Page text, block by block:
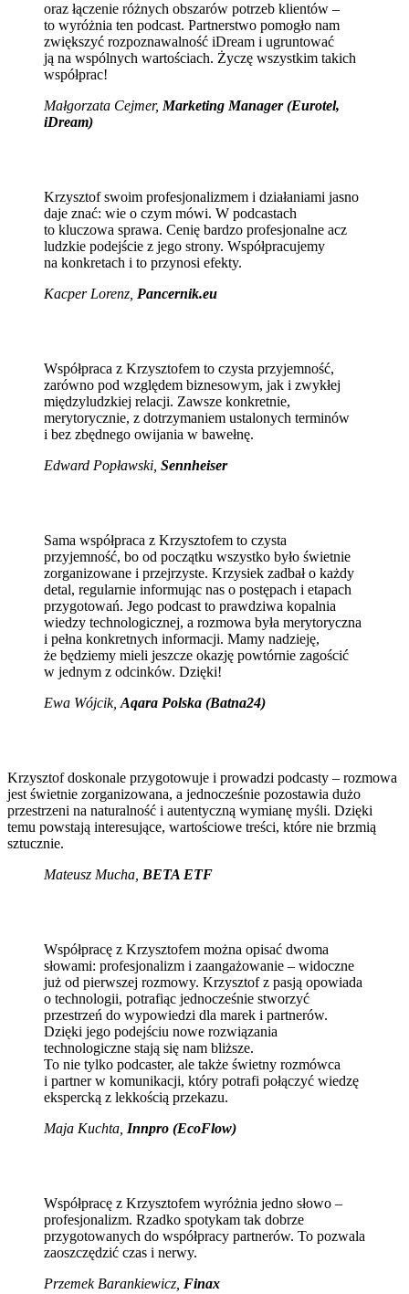
oraz łączenie różnych obszarów potrzeb klientów –
to wyróżnia ten podcast. Partnerstwo pomogło nam
zwiększyć rozpoznawalność iDream i ugruntować
ją na wspólnych wartościach. Życzę wszystkim takich
współprac!
Małgorzata Cejmer, Marketing Manager (Eurotel,
iDream)
Krzysztof swoim profesjonalizmem i działaniami jasno
daje znać: wie o czym mówi. W podcastach
to kluczowa sprawa. Cenię bardzo profesjonalne acz
ludzkie podejście z jego strony. Współpracujemy
na konkretach i to przynosi efekty.
Kacper Lorenz, Pancernik.eu
Współpraca z Krzysztofem to czysta przyjemność,
zarówno pod względem biznesowym, jak i zwykłej
międzyludzkiej relacji. Zawsze konkretnie,
merytorycznie, z dotrzymaniem ustalonych terminów
i bez zbędnego owijania w bawełnę.
Edward Popławski, Sennheiser
Sama współpraca z Krzysztofem to czysta
przyjemność, bo od początku wszystko było świetnie
zorganizowane i przejrzyste. Krzysiek zadbał o każdy
detal, regularnie informując nas o postępach i etapach
przygotowań. Jego podcast to prawdziwa kopalnia
wiedzy technologicznej, a rozmowa była merytoryczna
i pełna konkretnych informacji. Mamy nadzieję,
że będziemy mieli jeszcze okazję powtórnie zagościć
w jednym z odcinków. Dzięki!
Ewa Wójcik, Aqara Polska (Batna24)
Krzysztof doskonale przygotowuje i prowadzi podcasty – rozmowa
jest świetnie zorganizowana, a jednocześnie pozostawia dużo
przestrzeni na naturalność i autentyczną wymianę myśli. Dzięki
temu powstają interesujące, wartościowe treści, które nie brzmią
sztucznie.
Mateusz Mucha BETA ETF
Współpracę z Krzysztofem można opisać dwoma
słowami: profesjonalizm i zaangażowanie – widoczne
już od pierwszej rozmowy. Krzysztof z pasją opowiada
o technologii, potrafiąc jednocześnie stworzyć
przestrzeń do wypowiedzi dla marek i partnerów.
Dzięki jego podejściu nowe rozwiązania
technologiczne stają się nam bliższe.
To nie tylko podcaster, ale także świetny rozmówca
i partner w komunikacji, który potrafi połączyć wiedzę
ekspercką z lekkością przekazu.
Maja Kuchta Innpro (EcoFlow)
Współpracę z Krzysztofem wyróżnia jedno słowo –
profesjonalizm. Rzadko spotykam tak dobrze
przygotowanych do współpracy partnerów. To pozwala
zaoszczędzić czas i nerwy.
Przemek Barankiewicz, Finax